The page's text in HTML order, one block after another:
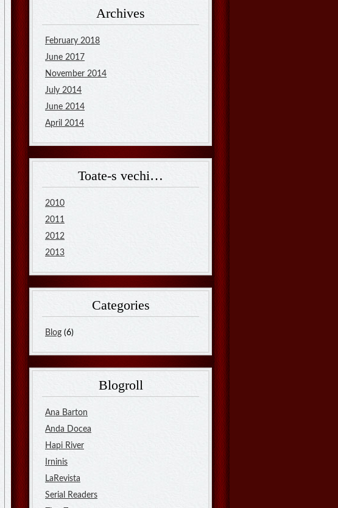
Archives
February 2018
June 2017
November 2014
July 2014
June 2014
April 2014
Toate-s vechi…
2010
2011
2012
2013
Categories
Blog (6)
Blogroll
Ana Barton
Anda Docea
Hapi River
Irninis
LaRevista
Serial Readers